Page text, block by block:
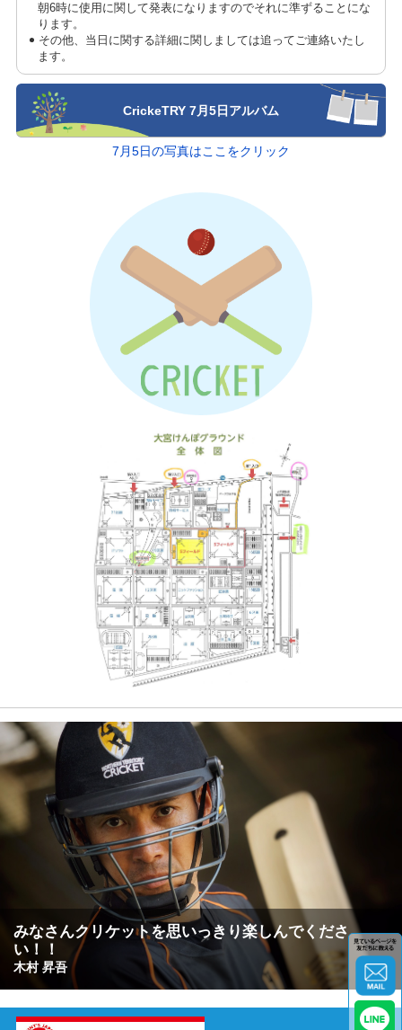
朝6時に使用に関して発表になりますのでそれに準ずることにな
ります。
その他、当日に関する詳細に関しましては追ってご連絡いたし
ます。
CrickeTRY 7月5日アルバム
7月5日の写真はここをクリック
みなさんクリケットを思いっきり楽しんでくださ
い！！
木村 昇吾